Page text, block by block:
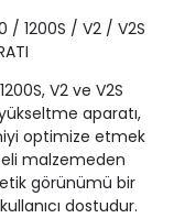
/ 1200S / V2 / V2S
V2 ve V2S
aparatı,
optimize etmek
malzemeden
görünümü bir
dostudur.